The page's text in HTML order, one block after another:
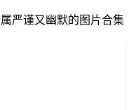
严谨又幽默的图片合集